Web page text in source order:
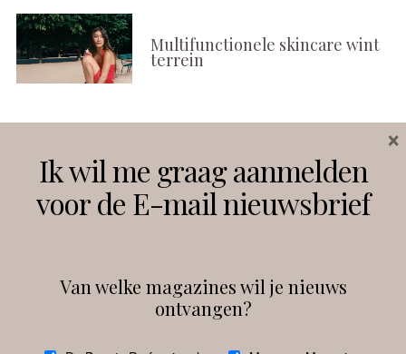
Multifunctionele skincare wint
terrein
Instagram Facebook
debeautyprofessional
Ik wil me graag aanmelden
voor de E-mail nieuwsbrief
Van welke magazines wil je nieuws
ontvangen?
×